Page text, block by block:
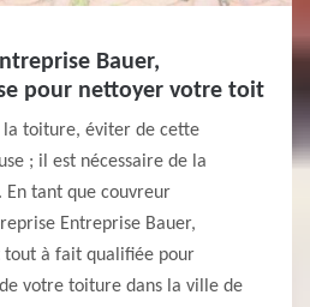
Bauer,
pour nettoyer votre toit
la toiture, éviter de cette
; il est nécessaire de la
tant que couvreur
Entreprise Bauer,
tout à fait qualifiée pour
votre toiture dans la ville de